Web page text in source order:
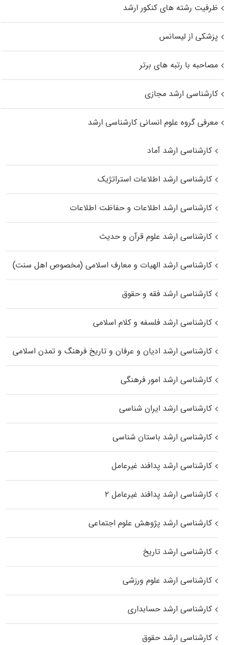
ظرفیت رشته های کنکور ارشد
پزشکی از لیسانس
مصاحبه با رتبه های برتر
کارشناسی ارشد مجازی
معرفی گروه علوم انسانی کارشناسی ارشد
کارشناسی ارشد آماد
کارشناسی ارشد اطلاعات استراتژیک
کارشناسی ارشد اطلاعات و حفاظت اطلاعات
کارشناسی ارشد علوم قرآن و حدیث
کارشناسی ارشد الهیات و معارف اسلامی (مخصوص اهل سنت)
کارشناسی ارشد فقه و حقوق
کارشناسی ارشد فلسفه و کلام اسلامی
کارشناسی ارشد ادیان و عرفان و تاریخ فرهنگ و تمدن اسلامی
کارشناسی ارشد امور فرهنگی
کارشناسی ارشد ایران شناسی
کارشناسی ارشد باستان شناسی
کارشناسی ارشد پدافند غیرعامل
کارشناسی ارشد پدافند غیرعامل ۲
کارشناسی ارشد پژوهش علوم اجتماعی
کارشناسی ارشد تاریخ
کارشناسی ارشد علوم ورزشی
کارشناسی ارشد حسابداری
کارشناسی ارشد حقوق